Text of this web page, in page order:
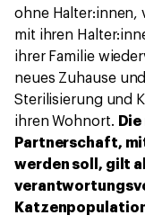
ohne Halter:innen,
mit ihren
ihrer Familie
neues Zuhause
Sterilisierung und
ihren Wohnort.
Partnerschaft,
werden soll, gilt